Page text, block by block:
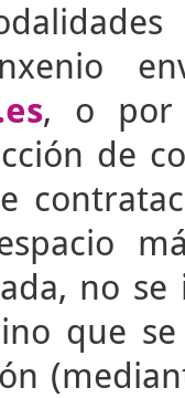
, o por
de
no
que